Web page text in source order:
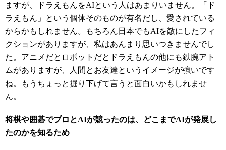
ますが、ドラえもんをAIという人はあまりいません。「ド
ラえもん」という個体そのものが有名だし、愛されている
からかもしれません。もちろん日本でもAIを敵にしたフィ
クションがありますが、私はあんまり思いつきませんでし
た。アニメだとロボットだとドラえもんの他にも鉄腕アト
ムがありますが、人間とお友達というイメージが強いです
ね。もうちょっと掘り下げて言うと面白いかもしれませ
ん。
将棋や囲碁でプロとAIが競ったのは、どこまでAIが発展し
たのかを知るため